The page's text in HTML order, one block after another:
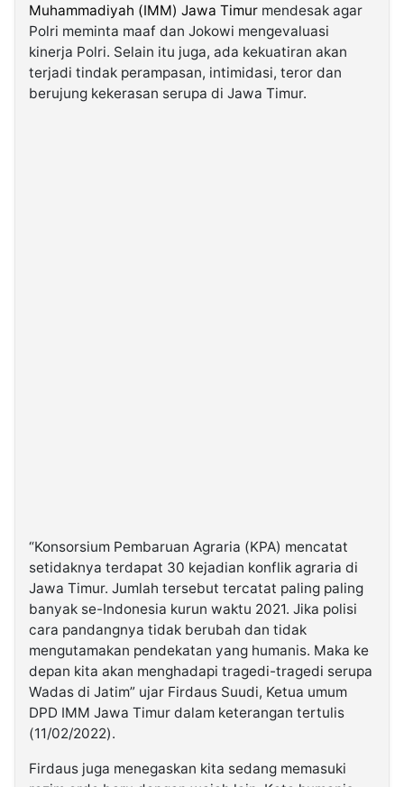
Kabarbaru.co
2026
Muhammadiyah (IMM) Jawa Timur mendesak agar
Polri meminta maaf dan Jokowi mengevaluasi
kinerja Polri. Selain itu juga, ada kekuatiran akan
terjadi tindak perampasan, intimidasi, teror dan
berujung kekerasan serupa di Jawa Timur.
“Konsorsium Pembaruan Agraria (KPA) mencatat
setidaknya terdapat 30 kejadian konflik agraria di
Jawa Timur. Jumlah tersebut tercatat paling paling
banyak se-Indonesia kurun waktu 2021. Jika polisi
cara pandangnya tidak berubah dan tidak
mengutamakan pendekatan yang humanis. Maka ke
depan kita akan menghadapi tragedi-tragedi serupa
Wadas di Jatim” ujar Firdaus Suudi, Ketua umum
DPD IMM Jawa Timur dalam keterangan tertulis
(11/02/2022).
Firdaus juga menegaskan kita sedang memasuki